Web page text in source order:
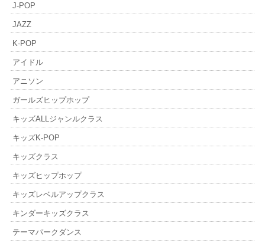
J-POP
JAZZ
K-POP
アイドル
アニソン
ガールズヒップホップ
キッズALLジャンルクラス
キッズK-POP
キッズクラス
キッズヒップホップ
キッズレベルアップクラス
キンダーキッズクラス
テーマパークダンス